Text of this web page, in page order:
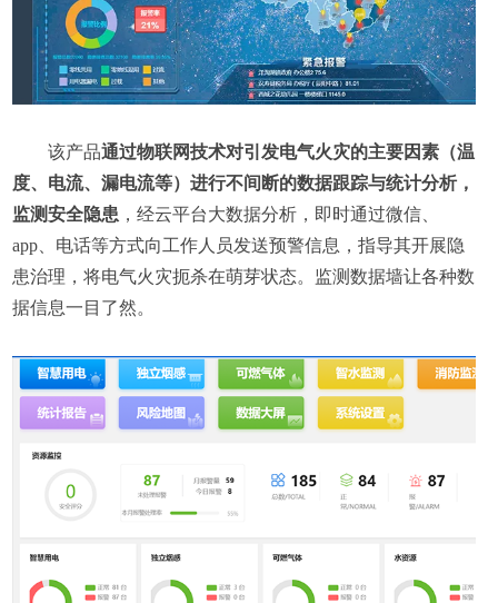
该产品通过物联网技术对引发电气火灾的主要因素（温
度、电流、漏电流等）进行不间断的数据跟踪与统计分析，
监测安全隐患 ，经云平台大数据分析，即时通过微信、
app、电话等方式向工作人员发送预警信息，指导其开展隐
患治理，将电气火灾扼杀在萌芽状态。监测数据墙让各种数
据信息一目了然。